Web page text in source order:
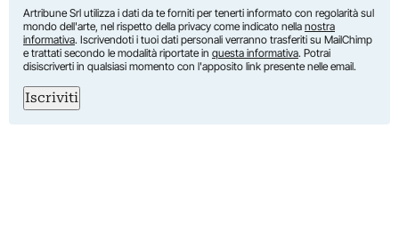
Artribune Srl utilizza i dati da te forniti per tenerti informato con regolarità sul
mondo dell'arte, nel rispetto della privacy come indicato nella nostra
informativa. Iscrivendoti i tuoi dati personali verranno trasferiti su MailChimp
e trattati secondo le modalità riportate in questa informativa. Potrai
disiscriverti in qualsiasi momento con l'apposito link presente nelle email.
Iscriviti